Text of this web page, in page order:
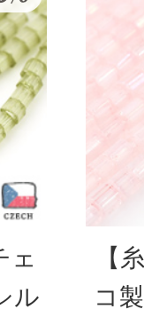
ェ
ル
【
コ